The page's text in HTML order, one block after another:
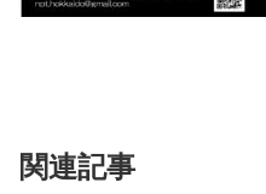
関連記事